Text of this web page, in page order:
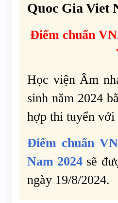
Quoc Gia Viet
Điểm chuẩn
Học viện Âm
sinh năm 2024
hợp thi tuyển với
Điểm chuẩn
Nam 2024 sẽ
ngày 19/8/2024.